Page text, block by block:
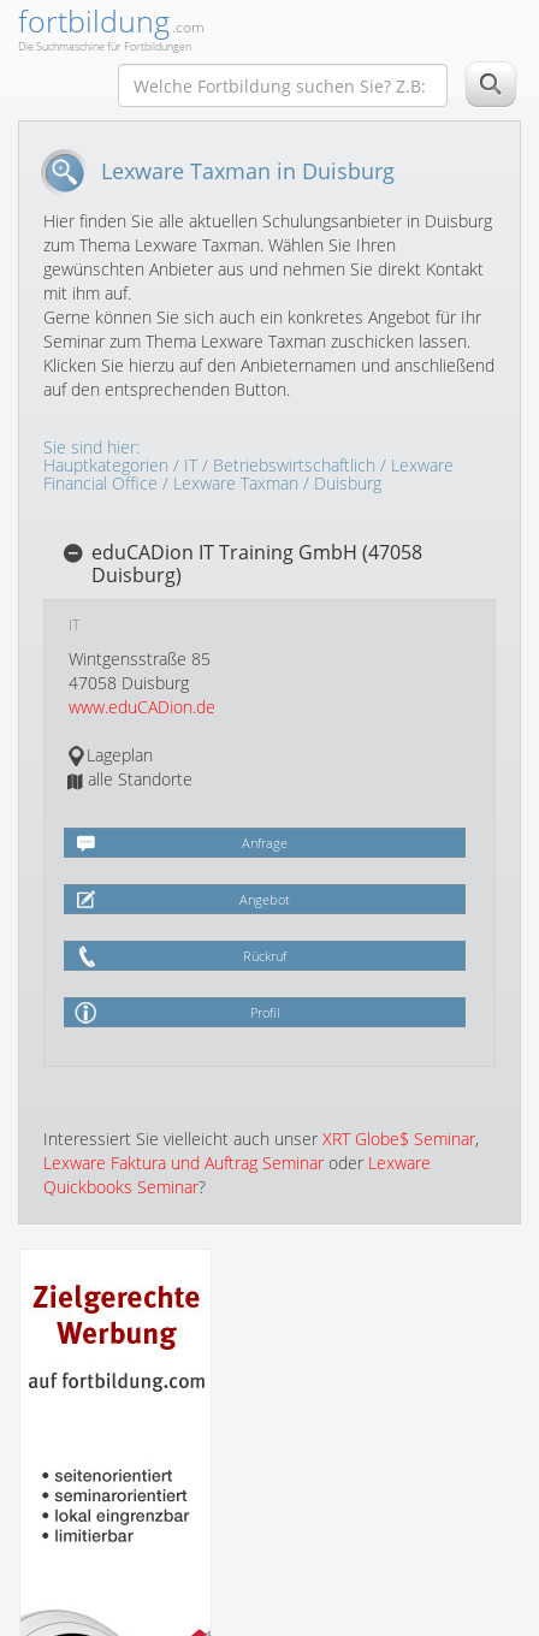
fortbildung.com
Die Suchmaschine für Fortbildungen
Lexware Taxman in Duisburg
Hier finden Sie alle aktuellen Schulungsanbieter in Duisburg
zum Thema Lexware Taxman. Wählen Sie Ihren
gewünschten Anbieter aus und nehmen Sie direkt Kontakt
mit ihm auf.
Gerne können Sie sich auch ein konkretes Angebot für Ihr
Seminar zum Thema Lexware Taxman zuschicken lassen.
Klicken Sie hierzu auf den Anbieternamen und anschließend
auf den entsprechenden Button.
Sie sind hier:
Hauptkategorien / IT/ Betriebswirtschaftlich / Lexware
Financial Office / Lexware Taxman / Duisburg
eduCADion IT Training GmbH (47058
Duisburg)
IT
Wintgensstraße 85
47058 Duisburg
www.eduCADion.de
Lageplan
alle Standorte
Anfrage
Angebot
Rückruf
Profil
Interessiert Sie vielleicht auch unser XRT Globe$ Seminar,
Lexware Faktura und Auftrag Seminar oder Lexware
Quickbooks Seminar?